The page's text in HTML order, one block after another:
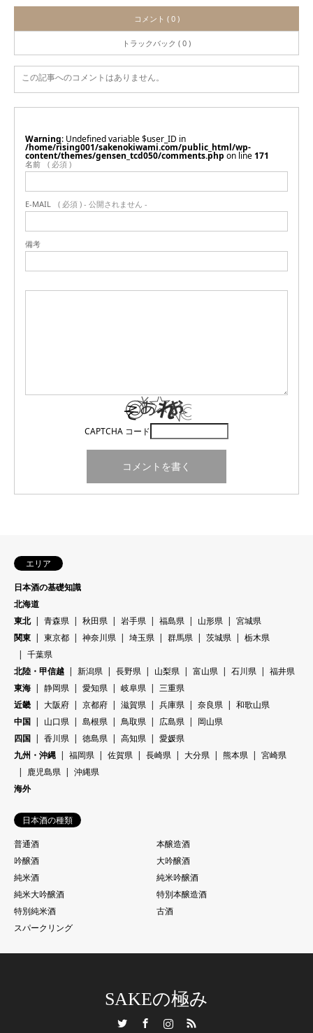
コメント ( 0 )
トラックバック ( 0 )
この記事へのコメントはありません。
Warning : Undefined variable $user_ID in
/home/rising001/sakenokiwami.com/public_html/wp-
content/themes/gensen_tcd050/comments.php on line171
名前 ( 必須 )
E-MAIL ( 必須 ) - 公開されません -
備考
CAPTCHA コード
エリア
日本酒の基礎知識
北海道
東北
青森県 秋田県 岩手県 福島県 山形県
宮城県
関東
東京都 神奈川県 埼玉県 群馬県 茨城県
栃木県
千葉県
北陸・甲信越
新潟県 長野県 山梨県 富山県 石川県
福井県
東海
静岡県 愛知県 岐阜県
三重県
近畿
大阪府 京都府 滋賀県 兵庫県 奈良県
和歌山県
中国
山口県 島根県 鳥取県 広島県
岡山県
四国
香川県 徳島県 高知県
愛媛県
九州・沖縄
福岡県 佐賀県 長崎県 大分県 熊本県
宮崎県
鹿児島県
沖縄県
海外
日本酒の種類
普通酒
本醸造酒
吟醸酒
大吟醸酒
純米酒
純米吟醸酒
純米大吟醸酒
特別本醸造酒
特別純米酒
古酒
スパークリング
SAKEの極み
InstagramRSS